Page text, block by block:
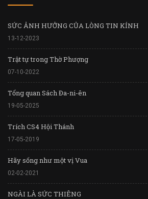
SỨC ẢNH HƯỞNG CỦA LÒNG TIN KÍNH
13-12-2023
Trật tự trong Thờ Phượng
07-10-2022
Tổng quan Sách Đa-ni-ên
19-05-2025
Trích CS4 Hội Thánh
17-05-2019
Hãy sống như một vị Vua
02-02-2021
NGÀI LÀ SỨC THIÊNG